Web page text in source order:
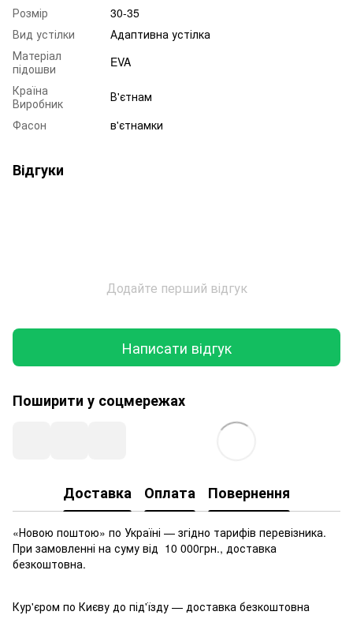
Розмір
30-35
Вид устілки
Адаптивна устілка
Матеріал
підошви
EVA
Країна
Виробник
В'єтнам
Фасон
в'єтнамки
Відгуки
Додайте перший відгук
Написати відгук
Поширити у соцмережах
Доставка Оплата Повернення
«Новою поштою» по Україні — згідно тарифів перевізника.
При замовленні на суму від 10 000грн., доставка
безкоштовна.
Кур'єром по Києву до під'їзду — доставка безкоштовна